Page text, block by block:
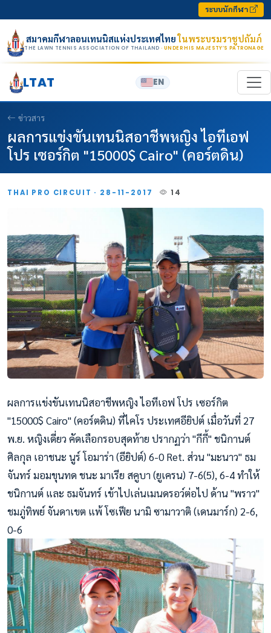
ระบบนักกีฬา
สมาคมกีฬาลอนเทนนิสแห่งประเทศไทยในพระบรมราชูปถัมภ์
THE LAWN TENNIS ASSOCIATION OF THAILAND · UNDER HIS MAJESTY’S PATRONAGE
LTAT EN
ข่าวสาร
ผลการแข่งขันเทนนิสอาชีพหญิง ไอทีเอฟ
โปร เซอร์กิต "15000$ Cairo" (คอร์ตดิน)
THAI PRO CIRCUIT · 28-11-2017 14
ผลการแข่งขันเทนนิสอาชีพหญิง ไอทีเอฟ โปร เซอร์กิต
"15000$ Cairo" (คอร์ตดิน) ที่ไคโร ประเทศอียิปต์ เมื่อวันที่ 27
พ.ย. หญิงเดี่ยว คัดเลือกรอบสุดท้าย ปรากฏว่า "กีกี้" ชนิกานต์
ศิลกุล เอาชนะ นูร์ โอมาร่า (อียิปต์) 6-0 Ret. ส่วน "มะนาว" ธม
จันทร์ มอมขุนทด ชนะ มาเรีย สคูบา (ยูเครน) 7-6(5), 6-4 ทำให้
ชนิกานต์ และ ธมจันทร์ เข้าไปเล่นเมนดรอว์ต่อไป ด้าน "พราว"
ชมภู่ทิพย์ จันดาเขต แพ้ โซเฟีย นามิ ซามาวาติ (เดนมาร์ก) 2-6,
0-6